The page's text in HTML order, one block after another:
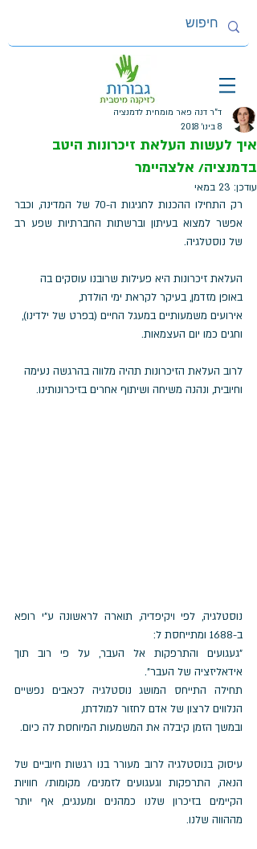
איך לעשות העלאת זיכרונות היטב
בדמנציה/ אלצהיימר
ד"ר דנה פאר מומחית לדמנציה
8 בינו׳ 2018
עודכן: 23 במאי
של נוסטלגיה.
העלאת זיכרונות היא פעילות שרובנו עוסקים בה
באופן מזדמן, בעיקר לקראת ימי הולדת,
אירועים משמעותיים במעגל החיים (בפרט של ילדינו),
וחגים כמו יום העצמאות.
לרוב העלאת הזיכרונות תהיה מלווה בהרגשה נעימה
וחיובית, ונהנה משיחה ושיתוף אחרים בזיכרונותינו.
ב-1688 ומתייחסת ל:
אידאליזציה של העבר".
הנלווים לרצון של אדם לחזור למולדתו,
ובמשך הזמן קיבלה את המשמעות המיוחסת לה כיום.
מההווה שלנו.